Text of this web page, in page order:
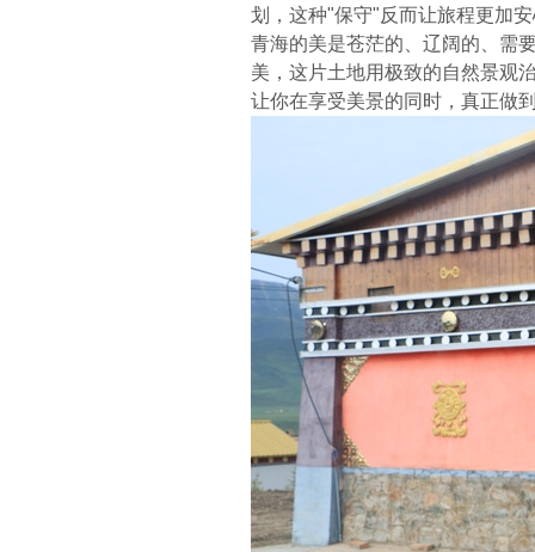
划，这种"保守"反而让旅程更加
青海的美是苍茫的、辽阔的、需
美，这片土地用极致的自然景观
让你在享受美景的同时，真正做